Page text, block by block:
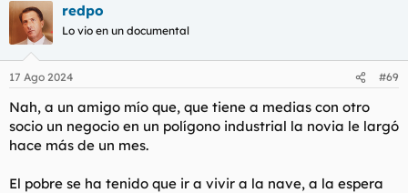
redpo
Lo vio en un documental
17 Ago 2024 #69
Nah, a un amigo mío que, que tiene a medias con otro
socio un negocio en un polígono industrial la novia le largó
hace más de un mes.
El pobre se ha tenido que ir a vivir a la nave, a la espera